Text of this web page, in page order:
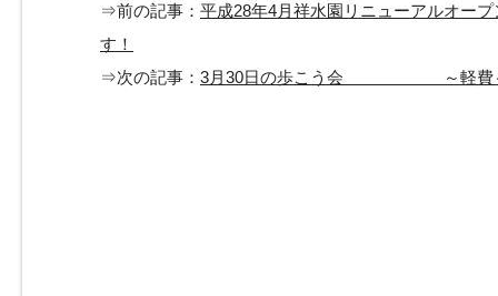
⇒前の記事： 平成28年4月祥水園リニューアルオー
す！
⇒次の記事： 3月30日の歩こう会 ～軽費